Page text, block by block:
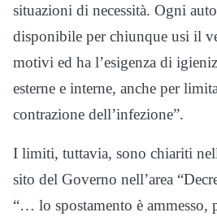
situazioni di necessità. Ogni
disponibile per chiunque usi il
motivi ed ha l’esigenza di
esterne e interne, anche per
contrazione dell’infezione”.
I limiti, tuttavia, sono chiariti
sito del Governo nell’area
“… lo spostamento è ammesso,